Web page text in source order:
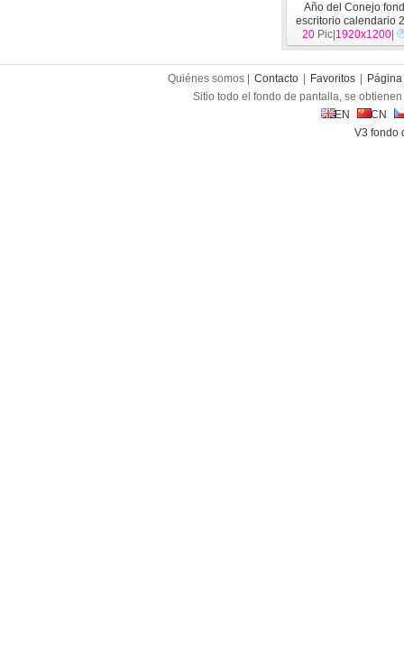
Año del Conejo
escritorio calendario
[Festival]
20 Pic| 1920x1200
Quiénes somos | Contacto Favoritos
Sitio todo el fondo de pantalla, se
EN
CN
V3 fondo